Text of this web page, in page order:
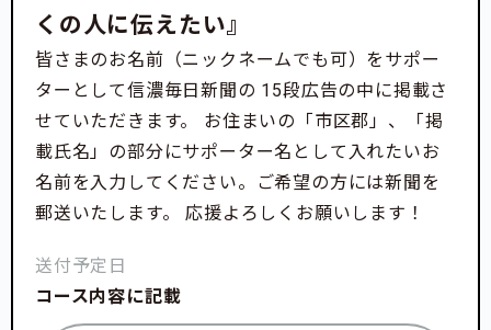
くの人に伝えたい』
皆さまのお名前（ニックネームでも可）をサポー
ターとして信濃毎日新聞の 15段広告の中に掲載さ
せていただきます。 お住まいの「市区郡」、「掲
載氏名」の部分にサポーター名として入れたいお
名前を入力してください。ご希望の方には新聞を
郵送いたします。 応援よろしくお願いします！
送付予定日
コース内容に記載